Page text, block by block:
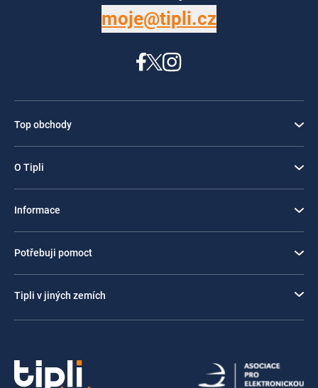
moje@tipli.cz
Top obchody
O Tipli
Informace
Potřebuji pomoct
Tipli v jiných zemích